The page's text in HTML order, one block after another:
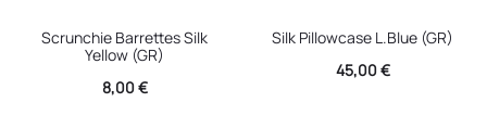
Scrunchie Barrettes Silk
Yellow (GR)
8,00€
Silk Pillowcase L.Blue (GR)
45,00€